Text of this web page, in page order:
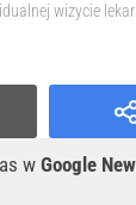
wizycie
w Google